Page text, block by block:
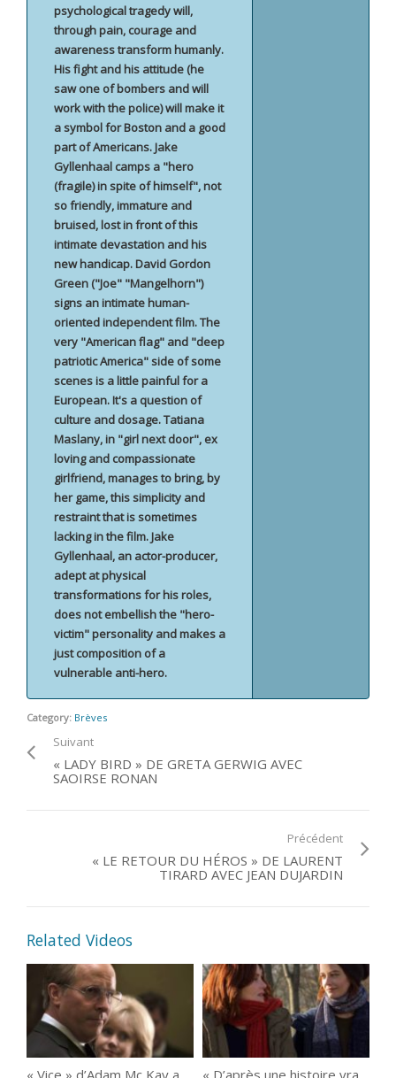
psychological tragedy will,
through pain, courage and
awareness transform humanly.
His fight and his attitude (he
saw one of bombers and will
work with the police) will make it
a symbol for Boston and a good
part of Americans. Jake
Gyllenhaal camps a "hero
(fragile) in spite of himself", not
so friendly, immature and
bruised, lost in front of this
intimate devastation and his
new handicap. David Gordon
Green ("Joe" "Mangelhorn")
signs an intimate human-
oriented independent film. The
very "American flag" and "deep
patriotic America" ​​side of some
scenes is a little painful for a
European. It's a question of
culture and dosage. Tatiana
Maslany, in "girl next door", ex
loving and compassionate
girlfriend, manages to bring, by
her game, this simplicity and
restraint that is sometimes
lacking in the film. Jake
Gyllenhaal, an actor-producer,
adept at physical
transformations for his roles,
does not embellish the "hero-
victim" personality and makes a
just composition of a
vulnerable anti-hero.
Category: Brèves
Suivant
« LADY BIRD » DE GRETA GERWIG AVEC
SAOIRSE RONAN
Précédent
« LE RETOUR DU HÉROS » DE LAURENT
TIRARD AVEC JEAN DUJARDIN
Related Videos